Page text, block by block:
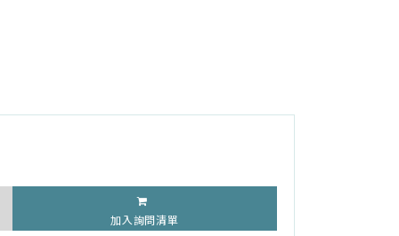
加入詢問清單